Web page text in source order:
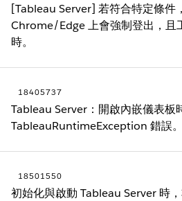
[Tableau Server] 若符合特定條件
Chrome/Edge 上會強制登出，且
時。
18405737
Tableau Server：開啟內嵌儀表板
TableauRuntimeException 錯誤。
18501550
初始化與啟動 Tableau Server 時